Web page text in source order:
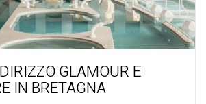
GLAMOUR E
IN BRETAGNA